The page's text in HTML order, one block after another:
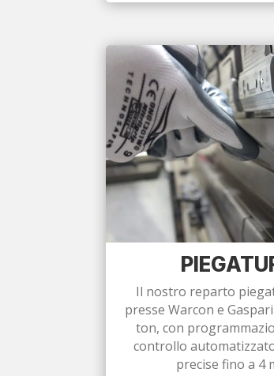
Il nostro reparto
presse Warcon e
ton, con
controllo
precise fino a 4